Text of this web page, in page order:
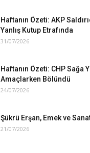
Haftanın Özeti: AKP
Yanlış Kutup Etrafında
31/07/2026
Haftanın Özeti: CHP Sağa
Amaçlarken Bölündü
24/07/2026
Şükrü Erşan, Emek ve
21/07/2026